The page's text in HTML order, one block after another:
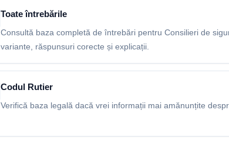
Toate întrebările
Consultă baza completă de întrebări pentru Consilieri de
variante, răspunsuri corecte și explicații.
Codul Rutier
Verifică baza legală dacă vrei informații mai amănunțite